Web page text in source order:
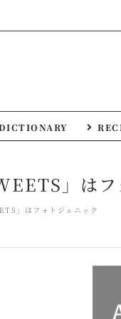
」はフ
」はフォトジェニック